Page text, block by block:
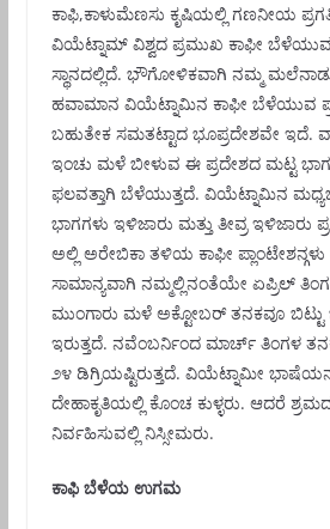
ಕಾಫಿ,ಕಾಳುಮೆಣಸು ಕೃಷಿಯಲ್ಲಿ ಗಣನೀಯ
ವಿಯೆಟ್ನಾಮ್ ವಿಶ್ವದ ಪ್ರಮುಖ ಕಾಫೀ ಬೆಳೆಯುವ
ಸ್ಥಾನದಲ್ಲಿದೆ. ಭೌಗೋಳಿಕವಾಗಿ ನಮ್ಮ
ಹವಾಮಾನ ವಿಯೆಟ್ನಾಮಿನ ಕಾಫೀ ಬೆಳೆಯುವ
ಬಹುತೇಕ ಸಮತಟ್ಟಾದ ಭೂಪ್ರದೇಶವೇ ಇದೆ.
ಇಂಚು ಮಳೆ ಬೀಳುವ ಈ ಪ್ರದೇಶದ ಮಟ್ಟ
ಫಲವತ್ತಾಗಿ ಬೆಳೆಯುತ್ತದೆ. ವಿಯೆಟ್ನಾಮಿನ
ಭಾಗಗಳು ಇಳಿಜಾರು ಮತ್ತು ತೀವ್ರ ಇಳಿಜಾರು
ಅಲ್ಲಿ ಅರೇಬಿಕಾ ತಳಿಯ ಕಾಫೀ
ಸಾಮಾನ್ಯವಾಗಿ ನಮ್ಮಲ್ಲಿನಂತೆಯೇ ಏಪ್ರಿಲ್
ಮುಂಗಾರು ಮಳೆ ಅಕ್ಟೋಬರ್ ತನಕವೂ ಬಿಟ್ಟು
ಇರುತ್ತದೆ. ನವೆಂಬರ್ನಿಂದ ಮಾರ್ಚ್ ತಿಂಗಳ
೨೪ ಡಿಗ್ರಿಯಷ್ಟಿರುತ್ತದೆ. ವಿಯೆಟ್ನಾಮೀ
ದೇಹಾಕೃತಿಯಲ್ಲಿ ಕೊಂಚ ಕುಳ್ಳರು. ಆದರೆ
ನಿರ್ವಹಿಸುವಲ್ಲಿ ನಿಸ್ಸೀಮರು.
ಕಾಫಿ ಬೆಳೆಯ ಉಗಮ